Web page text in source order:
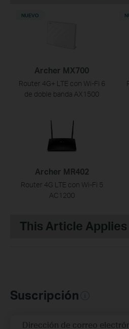
Archer MX700
Router 4G+ LTE con Wi-Fi 6
de doble banda AX1500
NUEVO
Archer MR402
Router 4G LTE con Wi-Fi 5
AC1200
This Article Applies
Suscripción
Dirección de correo